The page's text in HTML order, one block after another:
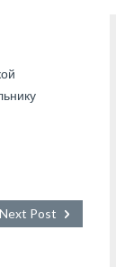
Next Post